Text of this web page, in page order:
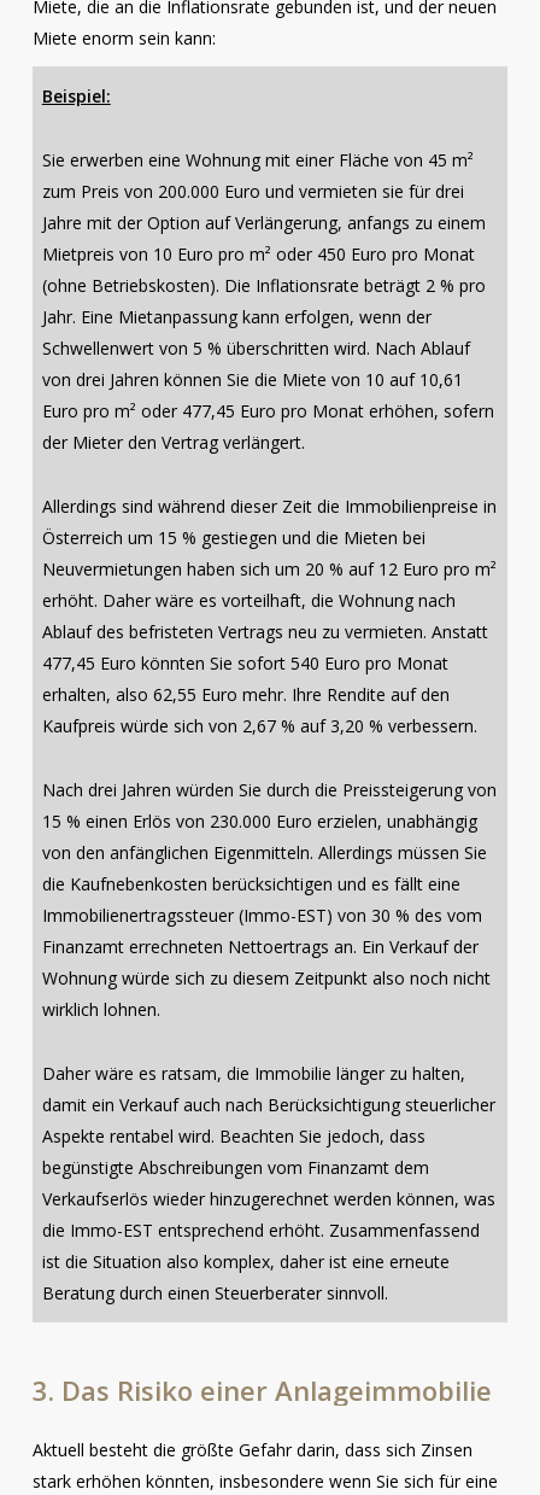
Miete, die an die Inflationsrate gebunden ist, und der neuen
Miete enorm sein kann:
Beispiel:
Sie erwerben eine Wohnung mit einer Fläche von 45 m²
zum Preis von 200.000 Euro und vermieten sie für drei
Jahre mit der Option auf Verlängerung, anfangs zu einem
Mietpreis von 10 Euro pro m² oder 450 Euro pro Monat
(ohne Betriebskosten). Die Inflationsrate beträgt 2 % pro
Jahr. Eine Mietanpassung kann erfolgen, wenn der
Schwellenwert von 5 % überschritten wird. Nach Ablauf
von drei Jahren können Sie die Miete von 10 auf 10,61
Euro pro m² oder 477,45 Euro pro Monat erhöhen, sofern
der Mieter den Vertrag verlängert.
Allerdings sind während dieser Zeit die Immobilienpreise in
Österreich um 15 % gestiegen und die Mieten bei
Neuvermietungen haben sich um 20 % auf 12 Euro pro m²
erhöht. Daher wäre es vorteilhaft, die Wohnung nach
Ablauf des befristeten Vertrags neu zu vermieten. Anstatt
477,45 Euro könnten Sie sofort 540 Euro pro Monat
erhalten, also 62,55 Euro mehr. Ihre Rendite auf den
Kaufpreis würde sich von 2,67 % auf 3,20 % verbessern.
Nach drei Jahren würden Sie durch die Preissteigerung von
15 % einen Erlös von 230.000 Euro erzielen, unabhängig
von den anfänglichen Eigenmitteln. Allerdings müssen Sie
die Kaufnebenkosten berücksichtigen und es fällt eine
Immobilienertragssteuer (Immo-EST) von 30 % des vom
Finanzamt errechneten Nettoertrags an. Ein Verkauf der
Wohnung würde sich zu diesem Zeitpunkt also noch nicht
wirklich lohnen.
Daher wäre es ratsam, die Immobilie länger zu halten,
damit ein Verkauf auch nach Berücksichtigung steuerlicher
Aspekte rentabel wird. Beachten Sie jedoch, dass
begünstigte Abschreibungen vom Finanzamt dem
Verkaufserlös wieder hinzugerechnet werden können, was
die Immo-EST entsprechend erhöht. Zusammenfassend
ist die Situation also komplex, daher ist eine erneute
Beratung durch einen Steuerberater sinnvoll.
3. Das Risiko einer Anlageimmobilie
Aktuell besteht die größte Gefahr darin, dass sich Zinsen
stark erhöhen könnten, insbesondere wenn Sie sich für eine